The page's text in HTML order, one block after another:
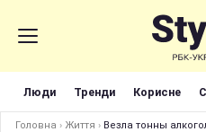
Люди Тренди Корисне
Головна › Життя › Везла тонны